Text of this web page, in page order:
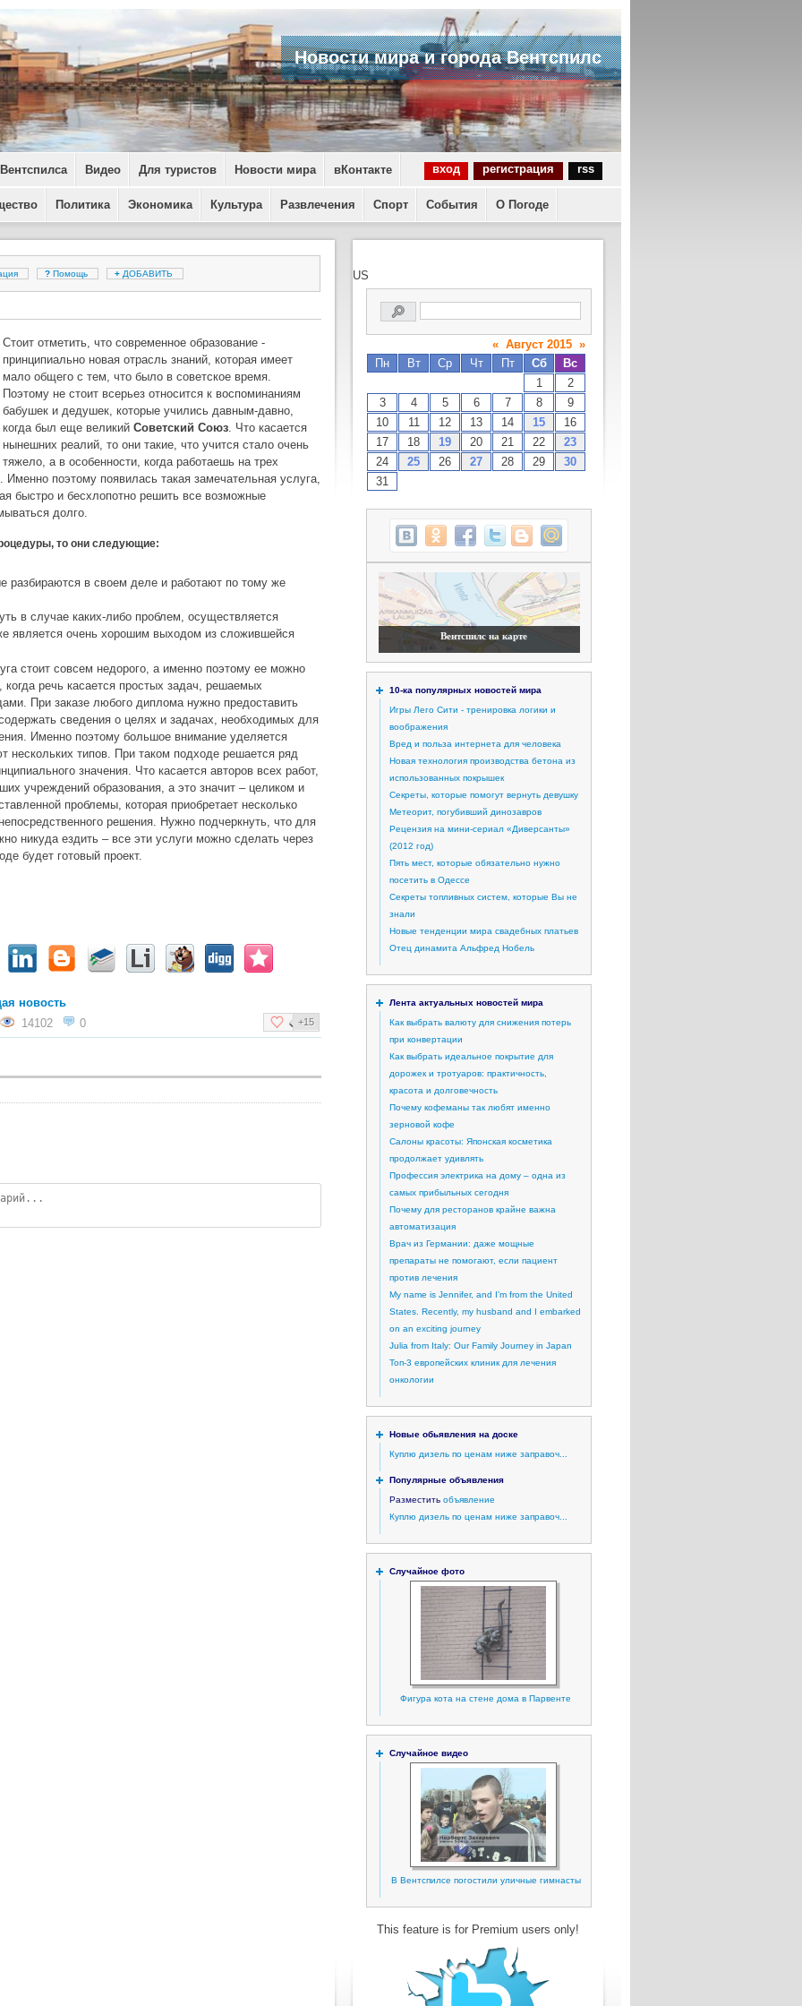
Новости мира и города Вентспилс
Видео Для туристов Новости мира вКонтакте вход регистрация rss
Политика Экономика Культура Развлечения Спорт События О Погоде
? Помощь + ДОБАВИТЬ
Стоит отметить, что современное образование -
принципиально новая отрасль знаний, которая имеет
мало общего с тем, что было в советское время.
Поэтому не стоит всерьез относится к воспоминаниям
бабушек и дедушек, которые учились давным-давно,
когда был еще великий Советский Союз. Что касается
нынешних реалий, то они такие, что учится стало очень
тяжело, а в особенности, когда работаешь на трех
поэтому появилась такая замечательная услуга,
быстро и бесхлопотно решить все возможные
долго.
то они следующие:
разбираются в своем деле и работают по тому же
в случае каких-либо проблем, осуществляется
является очень хорошим выходом из сложившейся
стоит совсем недорого, а именно поэтому ее можно
когда речь касается простых задач, решаемых
При заказе любого диплома нужно предоставить
сведения о целях и задачах, необходимых для
Именно поэтому большое внимание уделяется
типов. При таком подходе решается ряд
значения. Что касается авторов всех работ,
учреждений образования, а это значит – целиком и
проблемы, которая приобретает несколько
решения. Нужно подчеркнуть, что для
никуда ездить – все эти услуги можно сделать через
будет готовый проект.
новость
14102 0 +15
US
« Август 2015 »
Пн
Вт Ср Чт Пт Сб
Вс
1
2
3
4 5 6 7 8
9
10
11 12 13 14 15
16
17
18 19 20 21 22
23
24
25 26 27 28 29
30
31
Вентспилс на карте
10-ка популярных новостей мира
Игры Лего Сити - тренировка логики и
воображения
Вред и польза интернета для человека
Новая технология производства бетона из
использованных покрышек
Секреты, которые помогут вернуть девушку
Метеорит, погубивший динозавров
Рецензия на мини-сериал «Диверсанты»
(2012 год)
Пять мест, которые обязательно нужно
посетить в Одессе
Секреты топливных систем, которые Вы не
знали
Новые тенденции мира свадебных платьев
Отец динамита Альфред Нобель
Лента актуальных новостей мира
Как выбрать валюту для снижения потерь
при конвертации
Как выбрать идеальное покрытие для
дорожек и тротуаров: практичность,
красота и долговечность
Почему кофеманы так любят именно
зерновой кофе
Салоны красоты: Японская косметика
продолжает удивлять
Профессия электрика на дому – одна из
самых прибыльных сегодня
Почему для ресторанов крайне важна
автоматизация
Врач из Германии: даже мощные
препараты не помогают, если пациент
против лечения
My name is Jennifer, and I’m from the United
States. Recently, my husband and I embarked
on an exciting journey
Julia from Italy: Our Family Journey in Japan
Топ-3 европейских клиник для лечения
онкологии
Новые обьявления на доске
Куплю дизель по ценам ниже заправоч...
Популярные объявления
Разместить объявление
Куплю дизель по ценам ниже заправоч...
Случайное фото
Фигура кота на стене дома в Парвенте
Случайное видео
В Вентспилсе погостили уличные гимнасты
This feature is for Premium users only!